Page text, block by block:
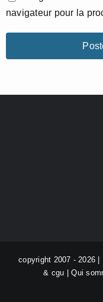
navigateur pour la
copyright 2007 - 2026 |
& cgu |Qui